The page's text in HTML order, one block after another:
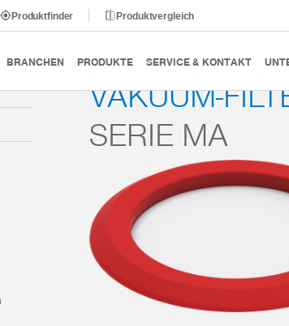
Produktfinder Produktvergleich
BRANCHEN PRODUKTE SERVICE & KONTAKT
Vakuumtechnik Magic Cups
VAKUUM-
SERIE MA